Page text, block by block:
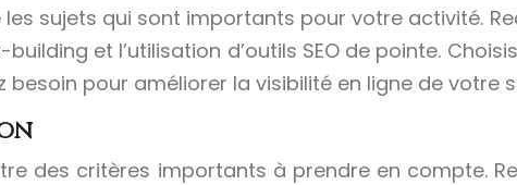
sujets qui sont importants pour votre activité.
et l’utilisation d’outils SEO de pointe.
pour améliorer la visibilité en ligne de votre
des critères importants à prendre en compte.